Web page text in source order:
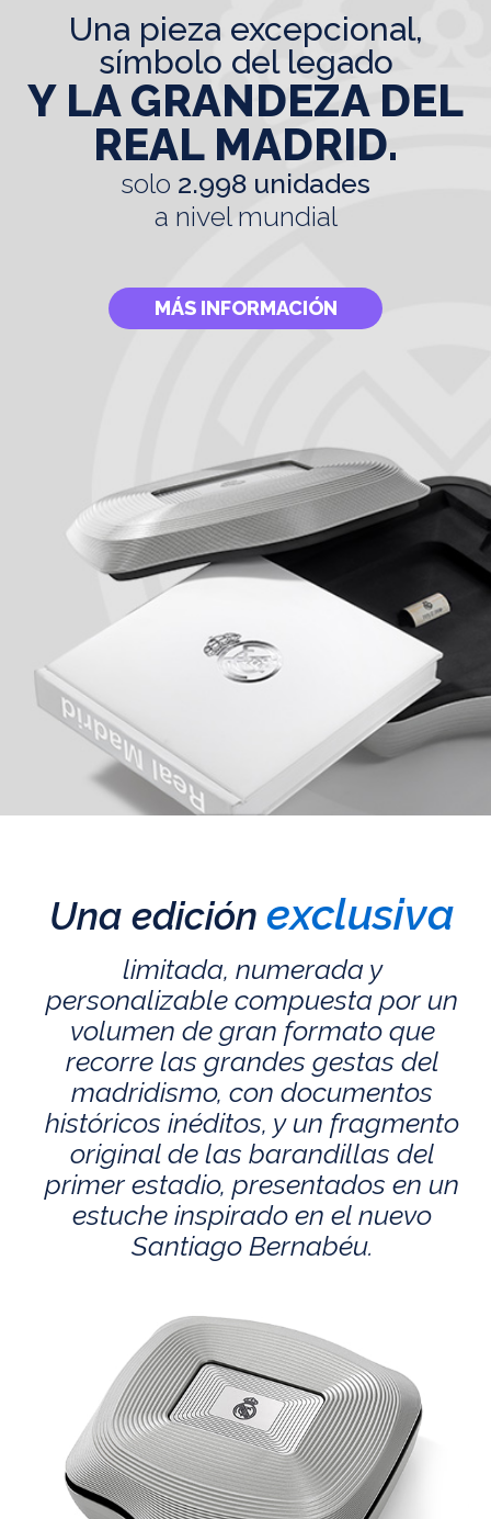
una pieza excepcional,
símbolo del legado
Y LA GRANDEZA DEL
REAL MADRID.
solo 2.998 unidades
a nivel mundial
MÁS INFORMACIÓN
Una edición exclusiva
limitada, numerada y
personalizable compuesta por un
volumen de gran formato que
recorre las grandes gestas del
madridismo, con documentos
históricos inéditos, y un fragmento
original de las barandillas del
primer estadio, presentados en un
estuche inspirado en el nuevo
Santiago Bernabéu.